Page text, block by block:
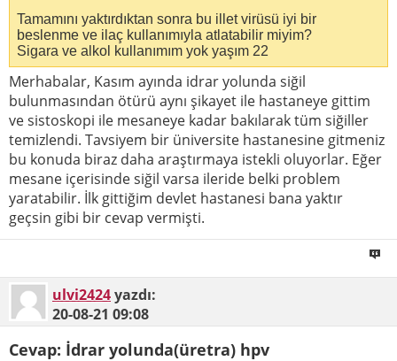
Tamamını yaktırdıktan sonra bu illet virüsü iyi bir
beslenme ve ilaç kullanımıyla atlatabilir miyim?
Sigara ve alkol kullanımım yok yaşım 22
Merhabalar, Kasım ayında idrar yolunda siğil
bulunmasından ötürü aynı şikayet ile hastaneye gittim
ve sistoskopi ile mesaneye kadar bakılarak tüm siğiller
temizlendi. Tavsiyem bir üniversite hastanesine gitmeniz
bu konuda biraz daha araştırmaya istekli oluyorlar. Eğer
mesane içerisinde siğil varsa ileride belki problem
yaratabilir. İlk gittiğim devlet hastanesi bana yaktır
geçsin gibi bir cevap vermişti.
ulvi2424yazdı:
20-08-21 09:08
Cevap: İdrar yolunda(üretra) hpv